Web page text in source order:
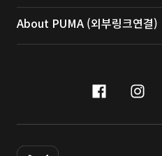
About PUMA (외부링크연결)